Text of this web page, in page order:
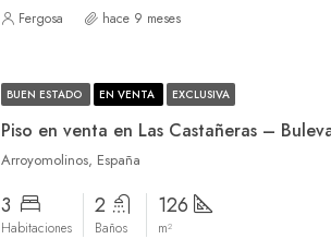
Fergosa
hace 9 meses
BUEN ESTADO EN VENTA EXCLUSIVA
Arroyomolinos, España
3
Habitaciones
2
Baños
126
m²